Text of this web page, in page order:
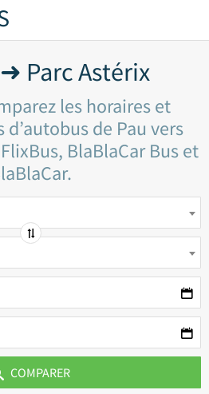
Parc Astérix
les horaires et
de Pau vers
BlaBlaCar Bus et
COMPARER